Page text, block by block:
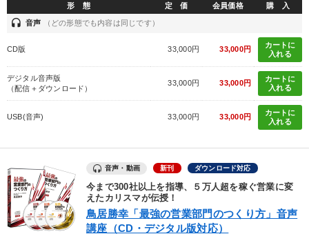
形 態 定 価 会員価格 購 入
headset 音声 （どの形態でも内容は同じです）
CD版 33,000円 33,000円
カートに
入れる
デジタル音声版
（配信＋ダウンロード）
33,000円 33,000円
カートに
入れる
USB(音声) 33,000円 33,000円
カートに
入れる
音声・動画 新刊 ダウンロード対応
今まで300社以上を指導、５万人超を稼ぐ営業に変
えたカリスマが伝授！
鳥居勝幸「最強の営業部門のつくり方」音声
講座（CD・デジタル版対応）